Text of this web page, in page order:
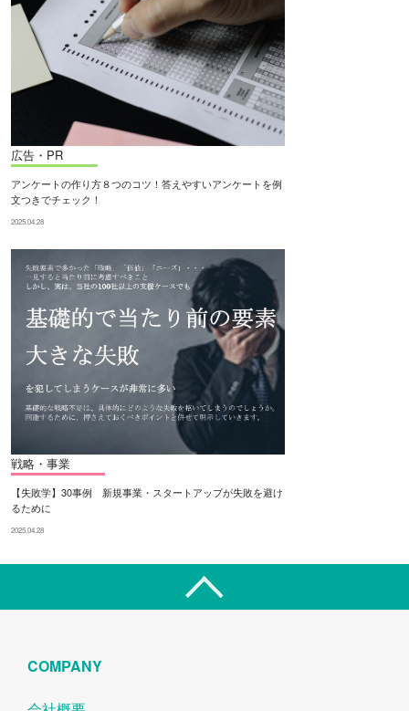
広告・PR
アンケートの作り方８つのコツ！答えやすいアンケートを例
文つきでチェック！
2025.04.28
戦略・事業
【失敗学】30事例 新規事業・スタートアップが失敗を避け
るために
2025.04.28
COMPANY